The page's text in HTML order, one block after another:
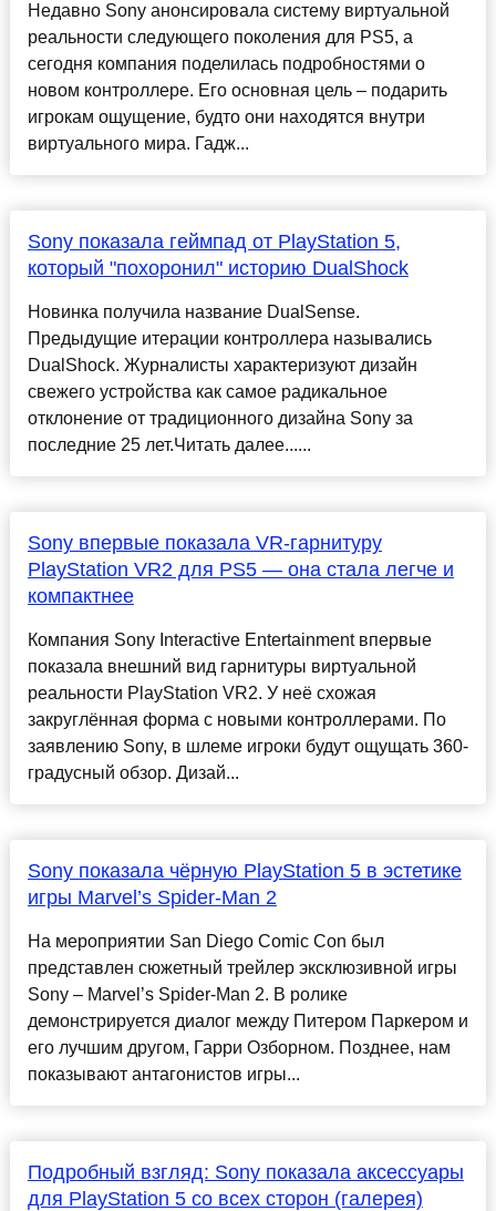
Недавно Sony анонсировала систему виртуальной
реальности следующего поколения для PS5, а
сегодня компания поделилась подробностями о
новом контроллере. Его основная цель – подарить
игрокам ощущение, будто они находятся внутри
виртуального мира. Гадж...
Sony показала геймпад от PlayStation 5,
который "похоронил" историю DualShock
Новинка получила название DualSense.
Предыдущие итерации контроллера назывались
DualShock. Журналисты характеризуют дизайн
свежего устройства как самое радикальное
отклонение от традиционного дизайна Sony за
последние 25 лет.Читать далее......
Sony впервые показала VR-гарнитуру
PlayStation VR2 для PS5 — она стала легче и
компактнее
Компания Sony Interactive Entertainment впервые
показала внешний вид гарнитуры виртуальной
реальности PlayStation VR2. У неё схожая
закруглённая форма с новыми контроллерами. По
заявлению Sony, в шлеме игроки будут ощущать 360-
градусный обзор. Дизай...
Sony показала чёрную PlayStation 5 в эстетике
игры Marvel’s Spider-Man 2
На мероприятии San Diego Comic Con был
представлен сюжетный трейлер эксклюзивной игры
Sony – Marvel’s Spider-Man 2. В ролике
демонстрируется диалог между Питером Паркером и
его лучшим другом, Гарри Озборном. Позднее, нам
показывают антагонистов игры...
Подробный взгляд: Sony показала аксессуары
для PlayStation 5 со всех сторон (галерея)